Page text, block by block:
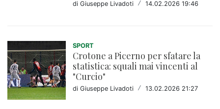
di Giuseppe Livadoti / 14.02.2026 19:46
SPORT
Crotone a Picerno per sfatare la
statistica: squali mai vincenti al
"Curcio"
di Giuseppe Livadoti / 13.02.2026 21:27